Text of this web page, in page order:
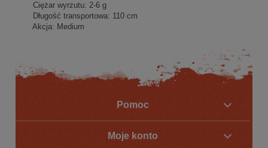
Ciężar wyrzutu: 2-6 g
Długość transportowa: 110 cm
Akcja: Medium
Pomoc
Moje konto